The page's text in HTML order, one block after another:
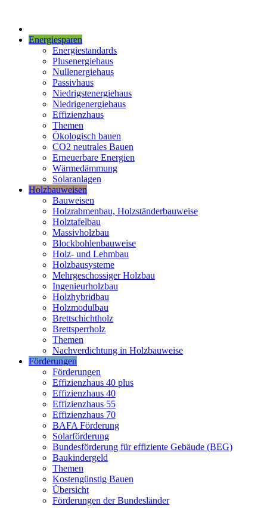
Energiesparen
Energiestandards
Plusenergiehaus
Nullenergiehaus
Passivhaus
Niedrigstenergiehaus
Niedrigenergiehaus
Effizienzhaus
Themen
Ökologisch bauen
CO2 neutrales Bauen
Erneuerbare Energien
Wärmedämmung
Solaranlagen
Holzbauweisen
Bauweisen
Holzrahmenbau, Holzständerbauweise
Holztafelbau
Massivholzbau
Blockbohlenbauweise
Holz- und Lehmbau
Holzbausysteme
Mehrgeschossiger Holzbau
Ingenieurholzbau
Holzhybridbau
Holzmodulbau
Brettschichtholz
Brettsperrholz
Themen
Nachverdichtung in Holzbauweise
Förderungen
Förderungen
Effizienzhaus 40 plus
Effizienzhaus 40
Effizienzhaus 55
Effizienzhaus 70
BAFA Förderung
Solarförderung
Bundesförderung für effiziente Gebäude (BEG)
Baukindergeld
Themen
Kostengünstig Bauen
Übersicht
Förderungen der Bundesländer